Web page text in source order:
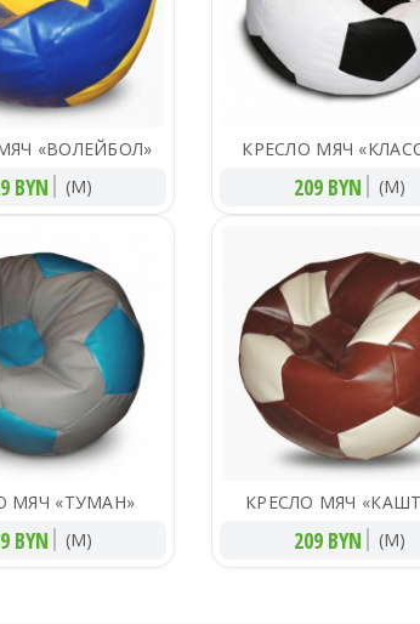
«ВОЛЕЙБОЛ»
BYN (M)
КРЕСЛО МЯЧ
209 BYN (M)
МЯЧ «ТУМАН»
BYN (M)
КРЕСЛО МЯЧ
209 BYN (M)